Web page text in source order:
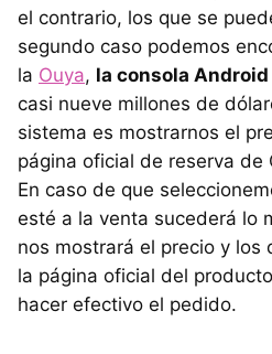
el contrario, los que se
segundo caso podemos
la Ouya, la consola Android
casi nueve millones de
sistema es mostrarnos el
página oficial de reserva de
En caso de que
esté a la venta sucederá lo
nos mostrará el precio y los
la página oficial del
hacer efectivo el pedido.